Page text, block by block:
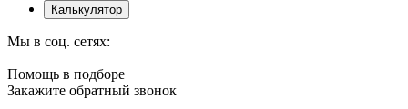
Калькулятор
Мы в соц. сетях:
Помощь в подборе
Закажите обратный звонок